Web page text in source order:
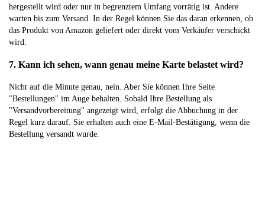
hergestellt wird oder nur in begrenztem Umfang vorrätig ist. Andere
warten bis zum Versand. In der Regel können Sie das daran erkennen, ob
das Produkt von Amazon geliefert oder direkt vom Verkäufer verschickt
wird.
7. Kann ich sehen, wann genau meine Karte belastet wird?
Nicht auf die Minute genau, nein. Aber Sie können Ihre Seite
"Bestellungen" im Auge behalten. Sobald Ihre Bestellung als
"Versandvorbereitung" angezeigt wird, erfolgt die Abbuchung in der
Regel kurz darauf. Sie erhalten auch eine E-Mail-Bestätigung, wenn die
Bestellung versandt wurde.